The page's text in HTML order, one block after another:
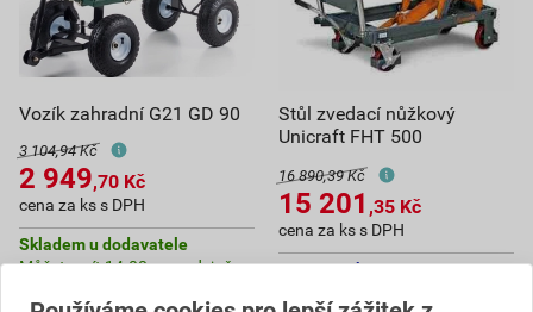
Vozík zahradní G21 GD 90
3 104,94 Kč
2 949,70 Kč
cena za ks s DPH
Skladem u dodavatele
Můžete mít 14.08. v prodejně
Stůl zvedací nůžkový
Unicraft FHT 500
16 890,39 Kč
15 201 ,35 Kč
cena za ks s DPH
Na poptávku